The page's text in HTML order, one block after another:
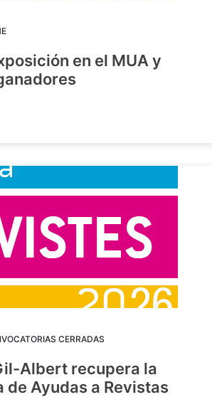
en el MUA y
CERRADAS
Albert recupera la
de Ayudas a Revistas